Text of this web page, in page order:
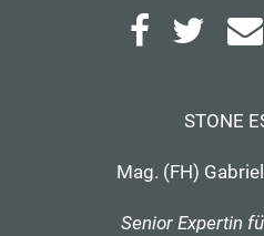
STONE
Mag. (FH)
Senior Expertin